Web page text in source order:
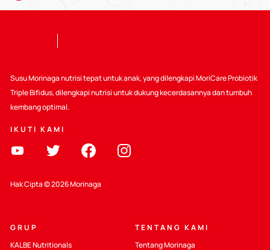
Selain itu Kalbe juga ikut mendukung :
Mendukung Kode WHO
Peraturan yang berlaku
Susu Morinaga nutrisi tepat untuk anak, yang dilengkapi MoriCare Probiotik
Triple Bifidus, dilengkapi nutrisi untuk dukung kecerdasannya dan tumbuh
kembang optimal.
IKUTI KAMI
Hak Cipta © 2026 Morinaga
GRUP
KALBE Nutritionals
TENTANG KAMI
Tentang Morinaga